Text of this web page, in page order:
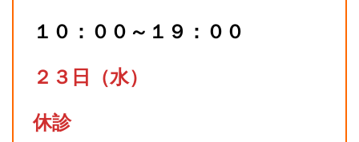
１０：００～１９：００
２３日（水）
休診